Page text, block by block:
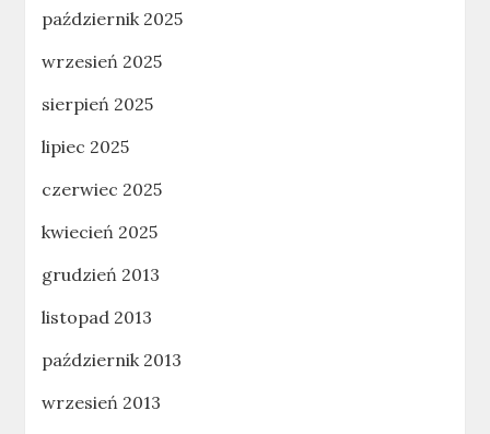
październik 2025
wrzesień 2025
sierpień 2025
lipiec 2025
czerwiec 2025
kwiecień 2025
grudzień 2013
listopad 2013
październik 2013
wrzesień 2013